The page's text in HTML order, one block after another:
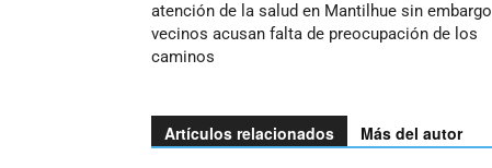
atención de la salud en Mantilhue sin embargo
vecinos acusan falta de preocupación de los
caminos
Artículos relacionados Más del autor